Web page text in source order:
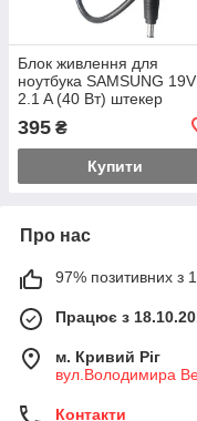
Блок живлення для
ноутбука SAMSUNG 19V
2.1 A (40 Вт) штекер
5.5*3.0 мм, довжина 0.9
+ кабель живлення
395 ₴
Купити
Про нас
97% позитивних з
Працює з
м. Кривий Ріг
вул.Володимира
Контакти